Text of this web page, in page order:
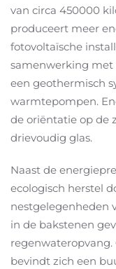
van circa 450000
produceert meer
fotovoltaïsche
samenwerking met
een geothermisch
warmtepompen.
de oriëntatie op de
drievoudig glas.
Naast de
ecologisch herstel
nestgelegenheden
in de bakstenen
bevindt zich een